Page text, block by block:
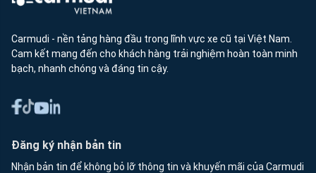
Carmudi - nền tảng hàng đầu trong lĩnh vực xe cũ tại Việt Nam.
Cam kết mang đến cho khách hàng trải nghiệm hoàn toàn minh
bạch, nhanh chóng và đáng tin cậy.
Đăng ký nhận bản tin
Nhận bản tin để không bỏ lỡ thông tin và khuyến mãi của Carmudi